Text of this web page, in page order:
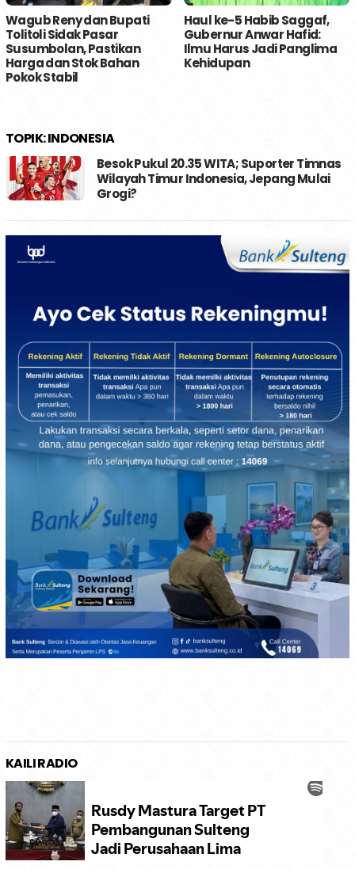
Wagub Reny dan Bupati
Tolitoli Sidak Pasar
Susumbolan, Pastikan
Harga dan Stok Bahan
Pokok Stabil
Haul ke-5 Habib Saggaf,
Gubernur Anwar Hafid:
Ilmu Harus Jadi Panglima
Kehidupan
TOPIK:INDONESIA
Besok Pukul 20.35 WITA; Suporter Timnas
Wilayah Timur Indonesia, Jepang Mulai
Grogi?
KAILI RADIO